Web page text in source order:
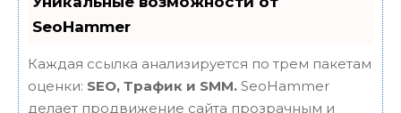
SeoHammer
Каждая ссылка анализируется по трем пакетам
оценки: SEO, Трафик и SMM. SeoHammer
делает продвижение сайта прозрачным и